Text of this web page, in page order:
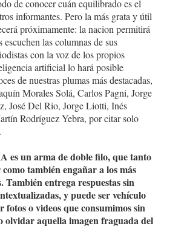
de conocer cuán equilibrado es el
informantes. Pero la más grata y útil
próximamente: la nacion permitirá
escuchen las columnas de sus
con la voz de los propios
artificial lo hará posible
de nuestras plumas más destacadas,
Morales Solá, Carlos Pagni, Jorge
José Del Rio, Jorge Liotti, Inés
Rodríguez Yebra, por citar solo
es un arma de doble filo, que tanto
también engañar a los más
También entrega respuestas sin
y puede ser vehículo
o videos que consumimos sin
olvidar aquella imagen fraguada del